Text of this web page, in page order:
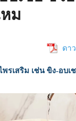
ม
ดา
รเสริม เช่น ขิง-อบ